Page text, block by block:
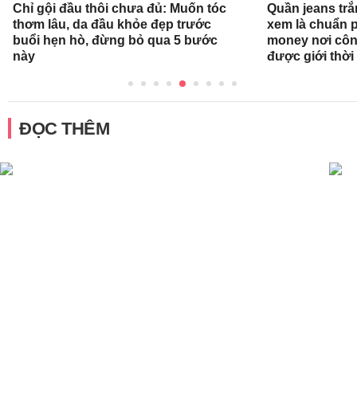
Chỉ gội đầu thôi chưa đủ: Muốn tóc
thơm lâu, da đầu khỏe đẹp trước
buổi hẹn hò, đừng bỏ qua 5 bước
này
Quần jeans
xem là chuẩn
money nơi
được giới thời
ĐỌC THÊM